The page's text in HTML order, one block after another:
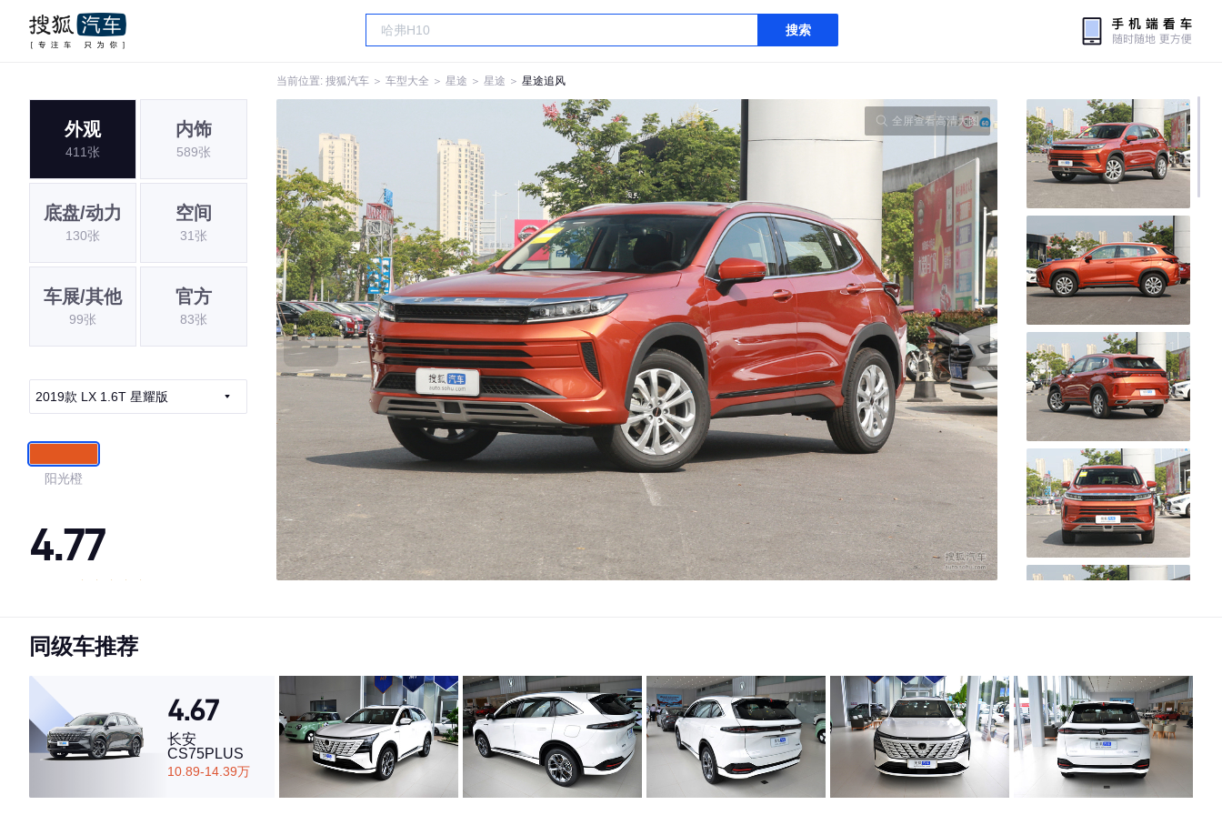
搜索
当前位置: 搜狐汽车 ＞ 车型大全 ＞ 星途 ＞ 星途 ＞ 星途追风
外观
411张
内饰
589张
底盘/动力
130张
空间
31张
车展/其他
99张
官方
83张
2019款 LX 1.6T 星耀版
阳光橙
4.77
·内饰表现较为优秀，优于83%同级车
·空间表现一般，低于61%同级车
全屏查看高清大图
同级车推荐
4.67
长安
CS75PLUS
10.89-14.39万